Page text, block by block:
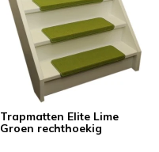
Trapmatten Elite Lime
Groen rechthoekig